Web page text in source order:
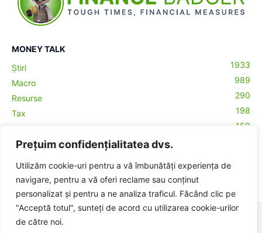
Prețuim confidențialitatea dvs.
Utilizăm cookie-uri pentru a vă îmbunătăți experiența de
navigare, pentru a vă oferi reclame sau conținut
personalizat și pentru a ne analiza traficul. Făcând clic pe
"Acceptă totul", sunteți de acord cu utilizarea cookie-urilor
de către noi.
MONEY TALK
Știri
1933
Macro
989
Resurse
290
Tax
198
159
Contabilitate
Crypto
© BadgerHub - Toate drepturile rezervate -
Publicitate